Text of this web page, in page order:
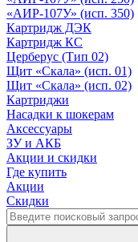
«АИР-107У» (исп. 350)
Картридж ДЭК
Картридж КС
Церберус (Тип 02)
Щит «Скала» (исп. 01)
Щит «Скала» (исп. 02)
Картриджи
Насадки к шокерам
Аксессуары
ЗУ и АКБ
Акции и скидки
Где купить
Акции
Скидки